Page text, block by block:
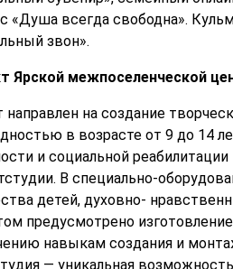
«Душа всегда свободна».
звон».
Ярской межпоселенческой
направлен на создание
в возрасте от 9 до 14
и социальной
В специально-
детей, духовно-
предусмотрено
навыкам создания и
— уникальная